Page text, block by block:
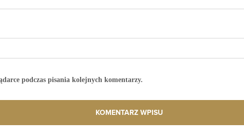
podczas pisania kolejnych komentarzy.